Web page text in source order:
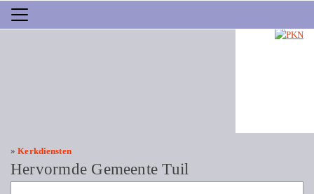
»Kerkdiensten
Hervormde Gemeente Tuil